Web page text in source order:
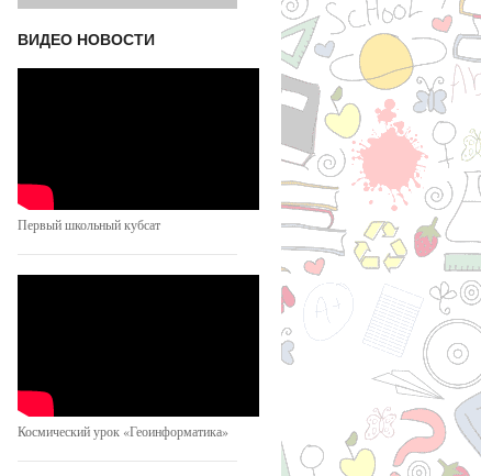
ВИДЕО НОВОСТИ
Первый школьный кубсат
Космический урок «Геоинформатика»